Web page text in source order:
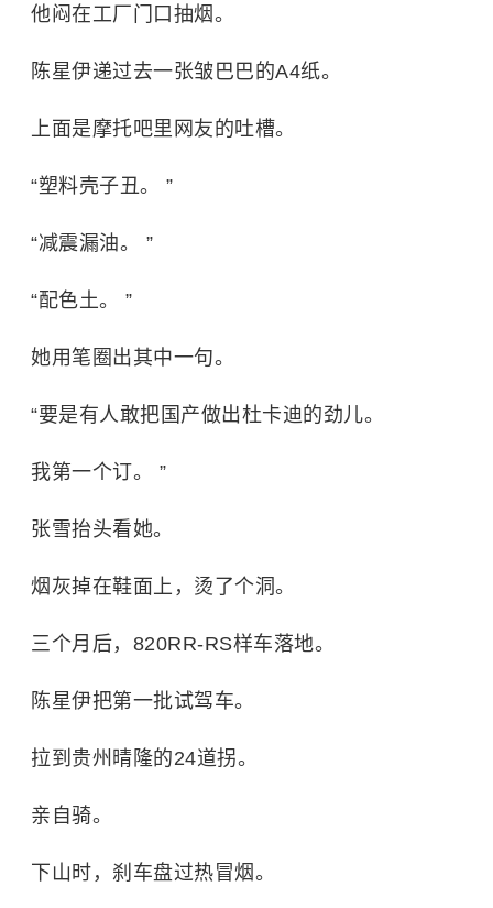
他闷在工厂门口抽烟。
陈星伊递过去一张皱巴巴的A4纸。
上面是摩托吧里网友的吐槽。
“塑料壳子丑。 ”
“减震漏油。 ”
“配色土。 ”
她用笔圈出其中一句。
“要是有人敢把国产做出杜卡迪的劲儿。
我第一个订。 ”
张雪抬头看她。
烟灰掉在鞋面上，烫了个洞。
三个月后，820RR-RS样车落地。
陈星伊把第一批试驾车。
拉到贵州晴隆的24道拐。
亲自骑。
下山时，刹车盘过热冒烟。